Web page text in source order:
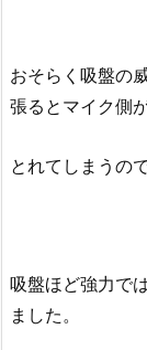
おそらく吸盤の
張るとマイク側
とれてしまうの
吸盤ほど強力で
ました。